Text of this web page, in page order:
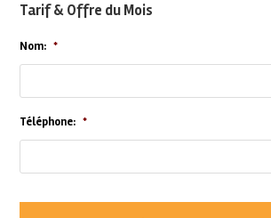
Tarif & Offre du Mois
Nom: *
Téléphone: *